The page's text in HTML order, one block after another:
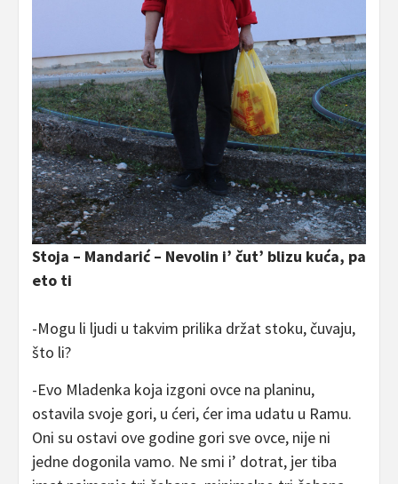
Stoja – Mandarić – Nevolin i’ čut’ blizu kuća, pa
eto ti
-Mogu li ljudi u takvim prilika držat stoku, čuvaju,
što li?
-Evo Mladenka koja izgoni ovce na planinu,
ostavila svoje gori, u ćeri, ćer ima udatu u Ramu.
Oni su ostavi ove godine gori sve ovce, nije ni
jedne dogonila vamo. Ne smi i’ dotrat, jer tiba